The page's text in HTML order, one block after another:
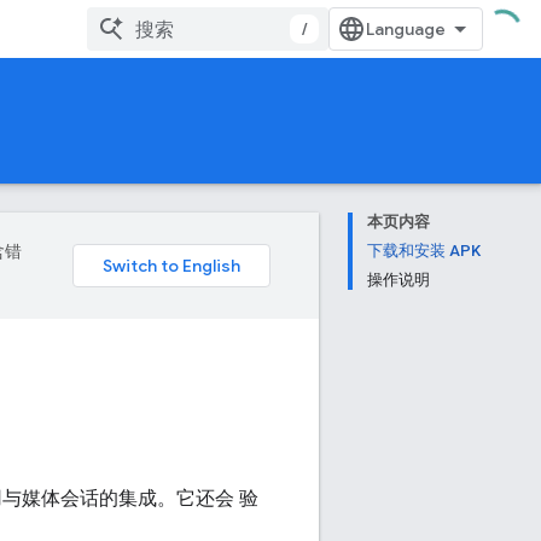
/
本页内容
下载和安装 APK
操作说明
错
媒体会话的集成。它还会 验